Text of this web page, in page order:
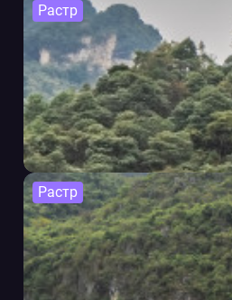
Растр
Растр